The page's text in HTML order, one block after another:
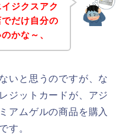
ジクスアク
だけ自分の
かな～、
いと思うのですが、な
ジットカードが、アジ
アムゲルの商品を購入
す。